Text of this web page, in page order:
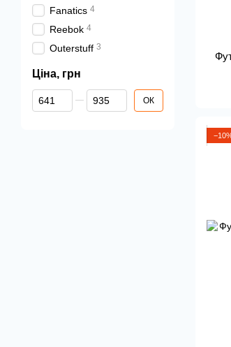
Fanatics 4
Reebok 4
Outerstuff 3
Ціна, грн
Від Ціна, грн
До Ціна, грн ОК